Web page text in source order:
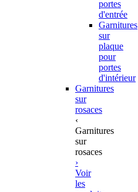
portes
d'entrée
Garnitures
sur
plaque
pour
portes
d'intérieur
Garnitures
sur
rosaces
‹
Garnitures
sur
rosaces
›
Voir
les